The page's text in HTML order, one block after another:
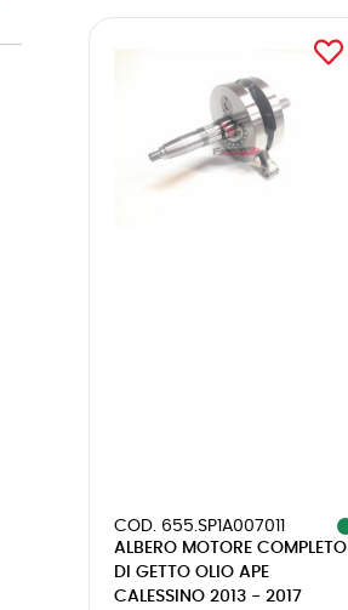
COD. 655.SP1A007011
ALBERO MOTORE COMPLETO
DI GETTO OLIO APE
CALESSINO 2013 - 2017